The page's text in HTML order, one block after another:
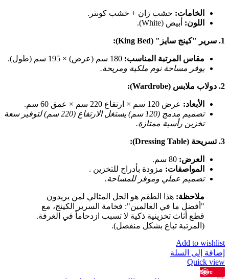
الخامات: خشب زان + خشب كونتر.
اللون: أبيض (White).
1. سرير "كينج سايز" (King Bed):
مقاس المرتبة المناسب:
يوفر مساحة نوم ملكية ومريحة.
2. دولاب ملابس (Wardrobe):
الأبعاد: عرض 120 سم × ارتفاع 220 سم × عمق 60 سم.
تصميم مدمج (120 سم) يستغل الارتفاع (220 سم) لتوفير سعة
تخزين رأسية ممتازة.
3. تسريحة (Dressing Table):
العرض:
المواصفات: مزودة بأدراج للتخزين .
تصميم عملي وموفر للمساحة.
ملاحظة: هذا الطقم هو الحل المثالي لمن يريدون
"أفضل ما في العالمين": فخامة السرير الكينج، مع
قطع أثاث تخزينية ذكية لا تسبب ازدحاماً في الغرفة.
(المرتبة تباع بشكل منفصل).
Add to wishlist
إضافة إلى السلة
Quick view
Save